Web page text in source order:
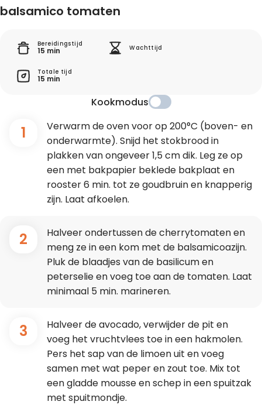
balsamico tomaten
Bereidingstijd
15 min Wachttijd
Totale tijd
15 min
Kookmodus
1
Verwarm de oven voor op 200°C (boven- en
onderwarmte). Snijd het stokbrood in
plakken van ongeveer 1,5 cm dik. Leg ze op
een met bakpapier beklede bakplaat en
rooster 6 min. tot ze goudbruin en knapperig
zijn. Laat afkoelen.
2
Halveer ondertussen de cherrytomaten en
meng ze in een kom met de balsamicoazijn.
Pluk de blaadjes van de basilicum en
peterselie en voeg toe aan de tomaten. Laat
minimaal 5 min. marineren.
3
Halveer de avocado, verwijder de pit en
voeg het vruchtvlees toe in een hakmolen.
Pers het sap van de limoen uit en voeg
samen met wat peper en zout toe. Mix tot
een gladde mousse en schep in een spuitzak
met spuitmondje.